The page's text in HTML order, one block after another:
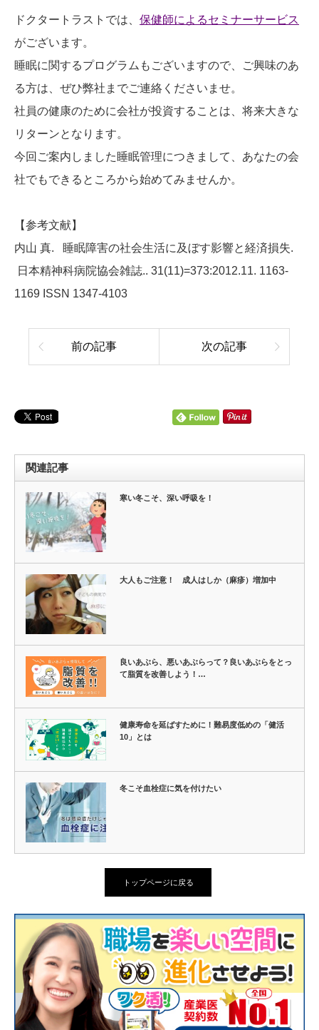
ドクタートラストでは、 保健師によるセミナーサービス
がございます。
睡眠に関するプログラムもございますので、ご興味のあ
る方は、ぜひ弊社までご連絡くださいませ。
社員の健康のために会社が投資することは、将来大きな
リターンとなります。
今回ご案内しました睡眠管理につきまして、あなたの会
社でもできるところから始めてみませんか。
【参考文献】
内山 真. 睡眠障害の社会生活に及ぼす影響と経済損失.
日本精神科病院協会雑誌.. 31(11)=373:2012.11. 1163-
1169 ISSN 1347-4103
前の記事 次の記事
関連記事
寒い冬こそ、深い呼吸を！
大人もご注意！ 成人はしか（麻疹）増加中
良いあぶら、悪いあぶらって？良いあぶらをとっ
て脂質を改善しよう！…
健康寿命を延ばすために！難易度低めの「健活
10」とは
冬こそ血栓症に気を付けたい
トップページに戻る